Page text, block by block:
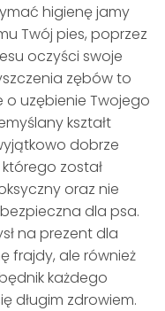
higienę jamy
Twój pies, poprzez
oczyści swoje
zębów to
uzębienie Twojego
kształt
dobrze
został
oraz nie
dla psa.
na prezent dla
frajdy, ale również
każdego
długim zdrowiem.